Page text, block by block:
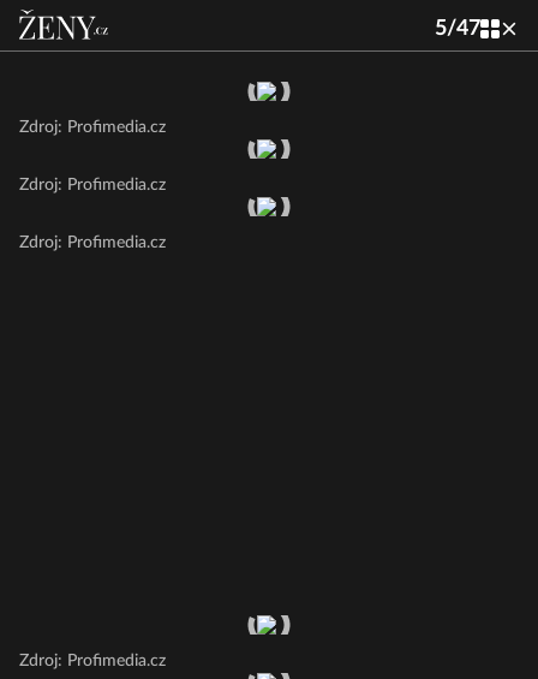
5/47
Zdroj: Profimedia.cz
Zdroj: Profimedia.cz
Zdroj: Profimedia.cz
Zdroj: Profimedia.cz